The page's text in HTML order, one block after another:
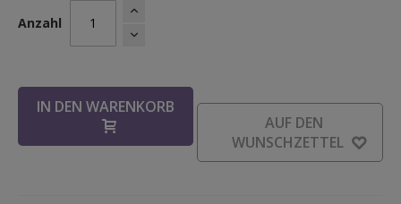
Anzahl
IN DEN WARENKORB
AUF DEN
WUNSCHZETTEL